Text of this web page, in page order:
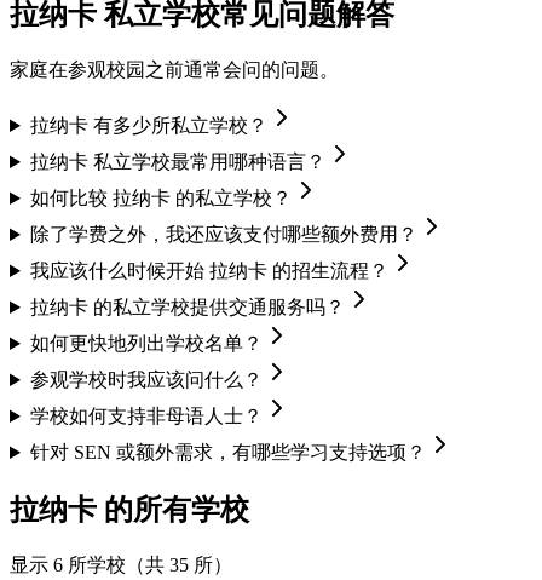
拉纳卡 私立学校常见问题解答
家庭在参观校园之前通常会问的问题。
拉纳卡 有多少所私立学校？
拉纳卡 私立学校最常用哪种语言？
如何比较 拉纳卡 的私立学校？
除了学费之外，我还应该支付哪些额外费用？
我应该什么时候开始 拉纳卡 的招生流程？
拉纳卡 的私立学校提供交通服务吗？
如何更快地列出学校名单？
参观学校时我应该问什么？
学校如何支持非母语人士？
针对 SEN 或额外需求，有哪些学习支持选项？
拉纳卡 的所有学校
显示 6 所学校（共 35 所）